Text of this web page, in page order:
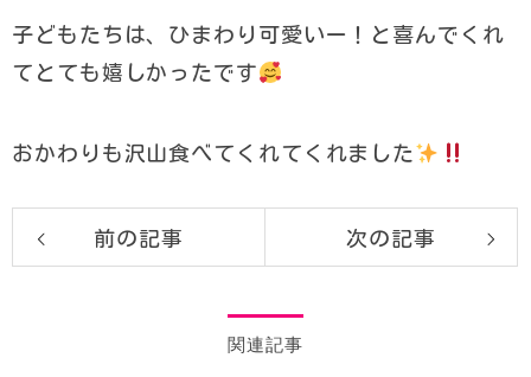
子どもたちは、ひまわり可愛いー！と喜んでくれ
てとても嬉しかったです
おかわりも沢山食べてくれてくれました
前の記事 次の記事
関連記事